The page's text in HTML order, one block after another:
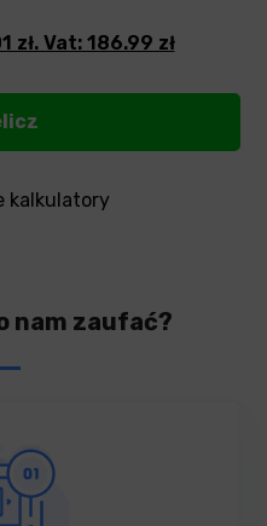
zł. Vat: 186.99 zł
kalkulatory
nam zaufać?